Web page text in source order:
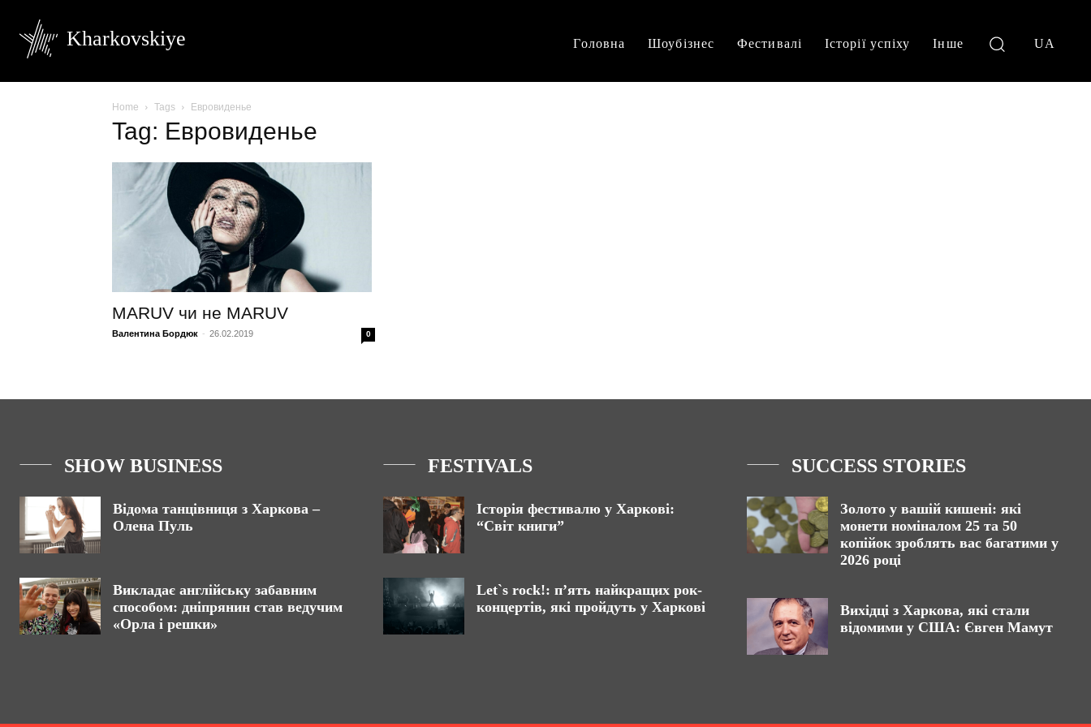
Kharkovskiye Головна Шоубізнес Фестивалі Історії успіху Інше UA
Home Tags Евровиденье
Tag: Евровиденье
MARUV чи не MARUV
Валентина Бордюк - 26.02.2019 0
SHOW BUSINESS
Відома танцівниця з Харкова –
Олена Пуль
Викладає англійську забавним
способом: дніпрянин став ведучим
«Орла і решки»
FESTIVALS
Історія фестивалю у Харкові:
“Світ книги”
Let`s rock!: п’ять найкращих рок-
концертів, які пройдуть у Харкові
SUCCESS STORIES
Золото у вашій кишені: які
монети номіналом 25 та 50
копійок зроблять вас багатими у
2026 році
Вихідці з Харкова, які стали
відомими у США: Євген Мамут